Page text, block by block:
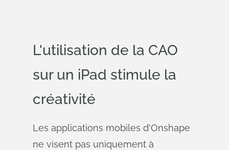
L'utilisation de la CAO
sur un iPad stimule la
créativité
Les applications mobiles d'Onshape
ne visent pas uniquement à